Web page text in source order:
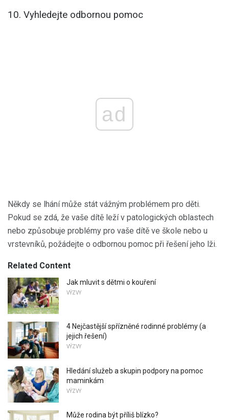
10. Vyhledejte odbornou pomoc
ad
Někdy se lhání může stát vážným problémem pro děti.
Pokud se zdá, že vaše dítě leží v patologických oblastech
nebo způsobuje problémy pro vaše dítě ve škole nebo u
vrstevníků, požádejte o odbornou pomoc při řešení jeho lži.
Related Content
Jak mluvit s dětmi o kouření
VÝZVY
4 Nejčastější spřízněné rodinné problémy (a
jejich řešení)
VÝZVY
Hledání služeb a skupin podpory na pomoc
maminkám
VÝZVY
Může rodina být příliš blízko?